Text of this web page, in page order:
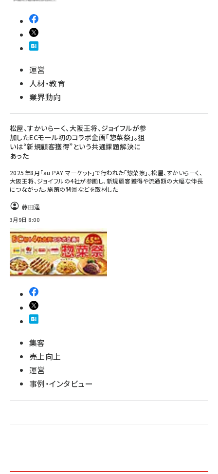
運営
人材・教育
業界動向
松屋、すかいらーく、大阪王将、ジョイフルが参
加したECモール初のコラボ企画「惣菜祭」。狙
いは“新規顧客獲得”という共通課題解決に
あった
2025年8月「au PAY マーケット」で行われた「惣菜祭」。松屋、すかいらーく、
大阪王将、ジョイフルの4社が参画し、新規顧客獲得や流通額の大幅な伸長
につながった。施策の背景などを取材した
藤田遥
3月9日 8:00
集客
売上向上
運営
事例・インタビュー